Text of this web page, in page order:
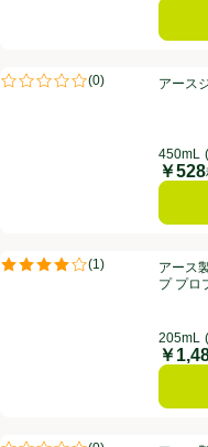
アースジェット ハエ・蚊用
(0)
評価は0件のレビューで5点中
アース
450mL
価格
￥528
アース製薬 おすだけノーマ
(1 )
評価は1件のレビューで5点中
アース
プ プロ
205mL
価格
￥